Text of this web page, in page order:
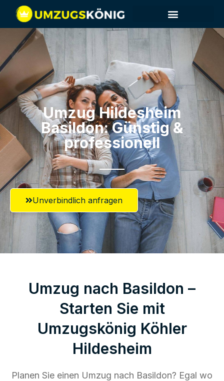
Umzug Hildesheim​
Basildon: Günstig &
professionell​
Unverbindlich anfragen
Umzug nach Basildon –
Starten Sie mit
Umzugskönig Köhler
Hildesheim
Planen Sie einen Umzug nach Basildon? Egal wo